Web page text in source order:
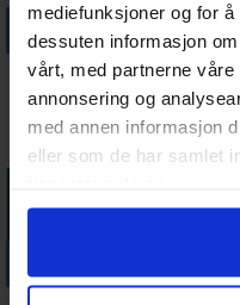
mediefunksjoner og for
dessuten informasjon
vårt, med partnerne våre
annonsering og
med annen informasjon
eller som de har samlet
Googles retningslinjer
Legg i handlekurven
Twister
Aktivitetsspill
Brettspill
278,- Antall på
8
Legg i
Det
man jo
Kortspill
138,- lager:
Legg i handlekurven